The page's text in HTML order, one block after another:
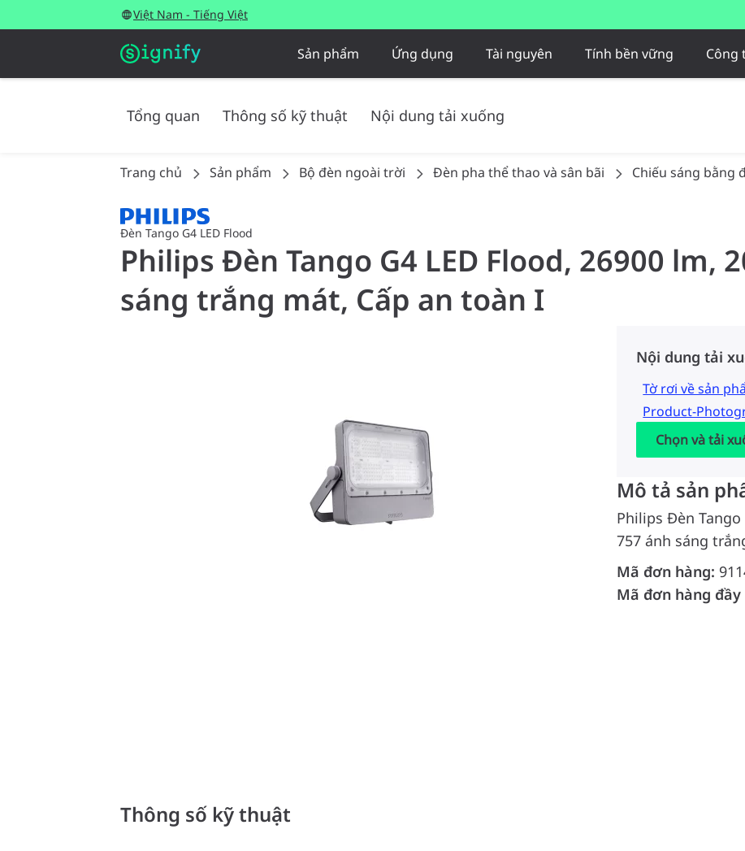
Việt Nam - Tiếng Việt
Sản phẩm Ứng dụng Tài nguyên Tính bền vững Công
Tổng quan Thông số kỹ thuật Nội dung tải xuống
Trang chủ Sản phẩm Bộ đèn ngoài trời Đèn pha thể thao và sân bãi Chiếu sáng bằng
Đèn Tango G4 LED Flood
Philips Đèn Tango G4 LED Flood, 26900 lm,
sáng trắng mát, Cấp an toàn I
Nội dung tải
Tờ rơi về sản
Product-
Chọn và tải
Mô tả sản
Philips Đèn Tango
757 ánh sáng
Mã đơn hàng:
Mã đơn hàng đầy
Thông số kỹ thuật